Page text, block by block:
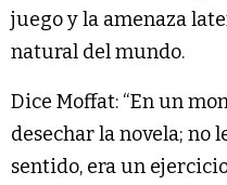
juego y la amenaza
natural del mundo.
Dice Moffat: “En un
desechar la novela; no
sentido, era un